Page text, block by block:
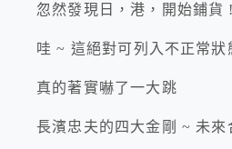
忽然發現日，港，開始鋪貨
哇 ~ 這絕對可列入不正常狀
真的著實嚇了一大跳
長濱忠夫的四大金剛 ~ 未